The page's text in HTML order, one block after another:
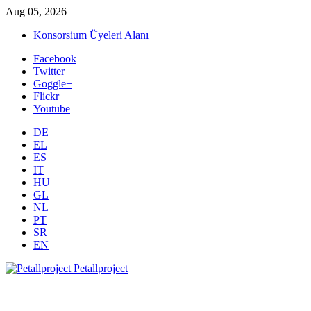
Aug 05, 2026
Konsorsium Üyeleri Alanı
Facebook
Twitter
Goggle+
Flickr
Youtube
DE
EL
ES
IT
HU
GL
NL
PT
SR
EN
Petallproject